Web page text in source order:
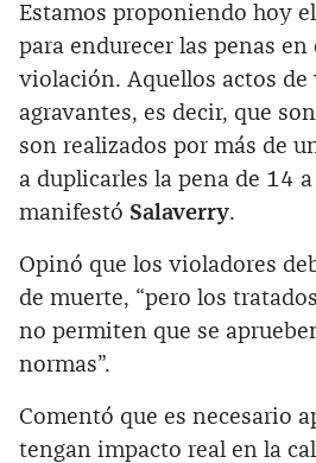
Estamos proponiendo hoy
para endurecer las penas en
violación. Aquellos actos
agravantes, es decir, que
son realizados por más de
a duplicarles la pena de 14 a
manifestó Salaverry.
Opinó que los violadores
de muerte, “pero los
no permiten que se
normas”.
Comentó que es necesario
tengan impacto real en la